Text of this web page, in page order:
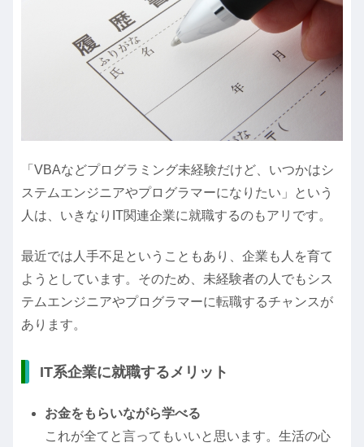
「VBAなどプログラミング未経験だけど、いつかはシ
ステムエンジニアやプログラマーになりたい」という
人は、いきなりIT関連企業に就職するのもアリです。
最近では人手不足ということもあり、企業も人を育て
ようとしています。そのため、未経験者の人でもシス
テムエンジニアやプログラマーに転職するチャンスが
あります。
IT系企業に就職するメリット
お金をもらいながら学べる
これが全てと言ってもいいと思います。生活の心